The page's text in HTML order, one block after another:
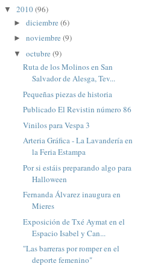
▼ 2010(96)
► diciembre (6)
► noviembre (9)
▼ octubre (9)
Ruta de los Molinos en San
Salvador de Alesga, Tev...
Pequeñas piezas de historia
Publicado El Revistin número 86
Vinilos para Vespa 3
Arteria Gráfica - La Lavandería en
la Feria Estampa
Por si estáis preparando algo para
Halloween
Fernanda Álvarez inaugura en
Mieres
Exposición de Txé Aymat en el
Espacio Isabel y Can...
"Las barreras por romper en el
deporte femenino"